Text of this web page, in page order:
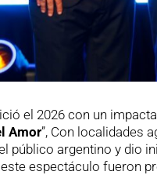
el 2026 con un
Amor”, Con localidades
público argentino y dio
espectáculo fueron